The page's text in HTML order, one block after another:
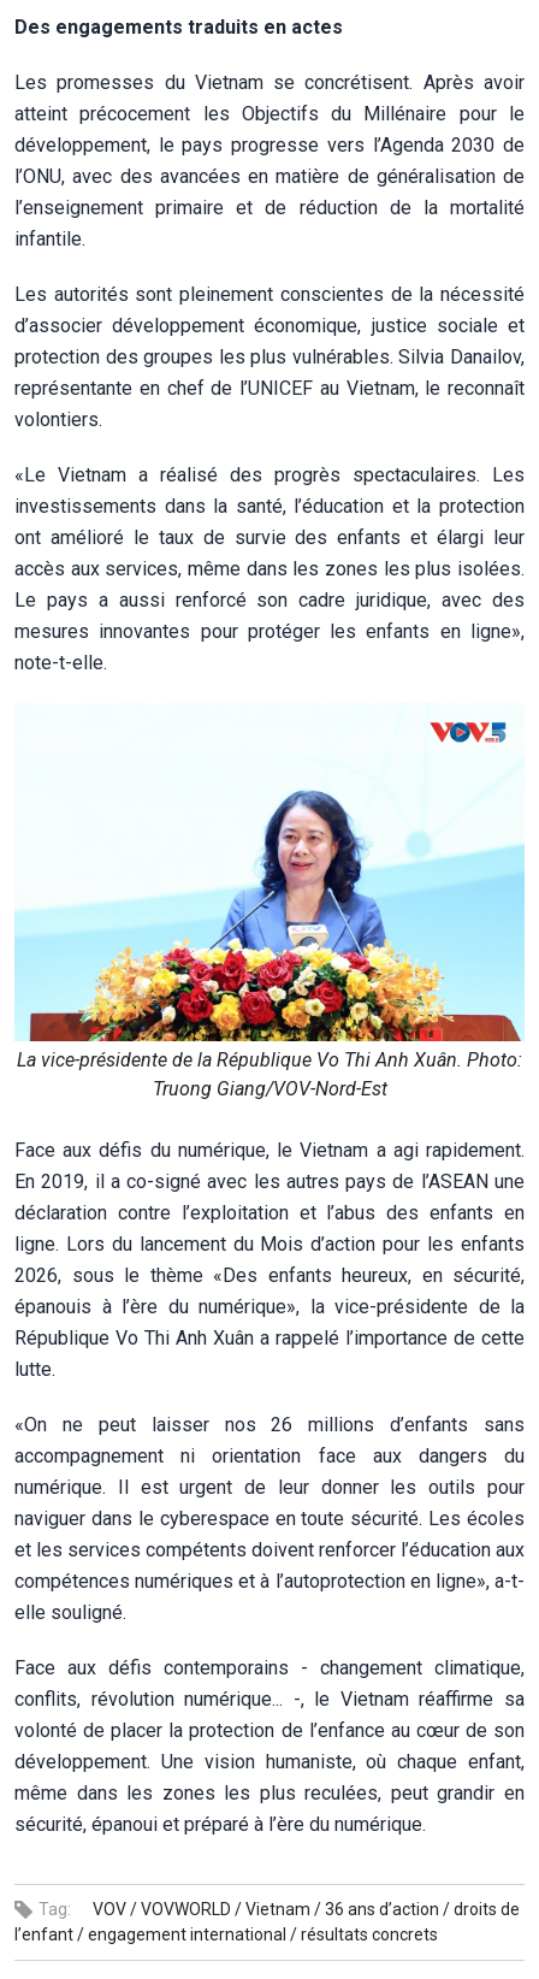
Des engagements traduits en actes
Les promesses du Vietnam se concrétisent. Après avoir
atteint précocement les Objectifs du Millénaire pour le
développement, le pays progresse vers l’Agenda 2030 de
l’ONU, avec des avancées en matière de généralisation de
l’enseignement primaire et de réduction de la mortalité
infantile.
Les autorités sont pleinement conscientes de la nécessité
d’associer développement économique, justice sociale et
protection des groupes les plus vulnérables. Silvia Danailov,
représentante en chef de l’UNICEF au Vietnam, le reconnaît
volontiers.
«Le Vietnam a réalisé des progrès spectaculaires. Les
investissements dans la santé, l’éducation et la protection
ont amélioré le taux de survie des enfants et élargi leur
accès aux services, même dans les zones les plus isolées.
Le pays a aussi renforcé son cadre juridique, avec des
mesures innovantes pour protéger les enfants en ligne»,
note-t-elle.
La vice-présidente de la République Vo Thi Anh Xuân. Photo:
Truong Giang/VOV-Nord-Est
Face aux défis du numérique, le Vietnam a agi rapidement.
En 2019, il a co-signé avec les autres pays de l’ASEAN une
déclaration contre l’exploitation et l’abus des enfants en
ligne. Lors du lancement du Mois d’action pour les enfants
2026, sous le thème «Des enfants heureux, en sécurité,
épanouis à l’ère du numérique», la vice-présidente de la
République Vo Thi Anh Xuân a rappelé l’importance de cette
lutte.
«On ne peut laisser nos 26 millions d’enfants sans
accompagnement ni orientation face aux dangers du
numérique. Il est urgent de leur donner les outils pour
naviguer dans le cyberespace en toute sécurité. Les écoles
et les services compétents doivent renforcer l’éducation aux
compétences numériques et à l’autoprotection en ligne», a-t-
elle souligné.
Face aux défis contemporains - changement climatique,
conflits, révolution numérique... -, le Vietnam réaffirme sa
volonté de placer la protection de l’enfance au cœur de son
développement. Une vision humaniste, où chaque enfant,
même dans les zones les plus reculées, peut grandir en
sécurité, épanoui et préparé à l’ère du numérique.
Tag: VOV /VOVWORLD /Vietnam /36 ans d’action /droits de
l’enfant /engagement international /résultats concrets